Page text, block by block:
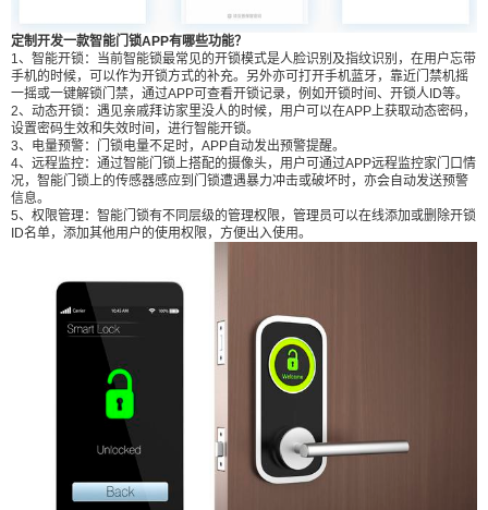
定制开发一款智能门锁APP有哪些功能？
1、智能开锁：当前智能锁最常见的开锁模式是人脸识别及指纹识别，在用户忘带
手机的时候，可以作为开锁方式的补充。另外亦可打开手机蓝牙，靠近门禁机摇
一摇或一键解锁门禁，通过APP可查看开锁记录，例如开锁时间、开锁人ID等。
2、动态开锁：遇见亲戚拜访家里没人的时候，用户可以在APP上获取动态密码，
设置密码生效和失效时间，进行智能开锁。
3、电量预警：门锁电量不足时，APP自动发出预警提醒。
4、远程监控：通过智能门锁上搭配的摄像头，用户可通过APP远程监控家门口情
况，智能门锁上的传感器感应到门锁遭遇暴力冲击或破坏时，亦会自动发送预警
信息。
5、权限管理：智能门锁有不同层级的管理权限，管理员可以在线添加或删除开锁
ID名单，添加其他用户的使用权限，方便出入使用。
遇见亲戚拜访家里没人的时候，用户可以在APP上
获取动态密码，设置密码生效和失效时间，进行智
能开锁。 3、电量预警：门锁电量不足时，APP自
动发出预警提醒。 4、远程监控：通过智能门锁上
搭配的摄像头，用户可通过APP远程监控家门口情
况，智能门锁上的传感器感应到门锁遭遇暴力冲击
或破坏时，亦会自动发送预警信息。 5、权限管
理：智能门锁有不同层级的管理权限，管理员可以
在线添加或删除开锁ID名单，添加其他用户的使用
下，智能门锁将成为新的消费趋势。黑蜂科技专注
物联网智能硬件开发，定制全方位的物联网+智能硬
件解决方案，帮助企业快速完成产品智能化，高效
低成本抢占智造市场！ （ 来源：黑蜂科技 ） 0 收